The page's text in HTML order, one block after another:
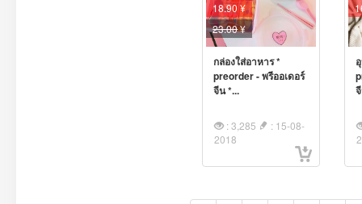
18.90 ¥
23.00¥
กล่องใส่อาหาร *
preorder - พรีออเดอร์
จีน *...
: 3,285
: 15-08-
2018